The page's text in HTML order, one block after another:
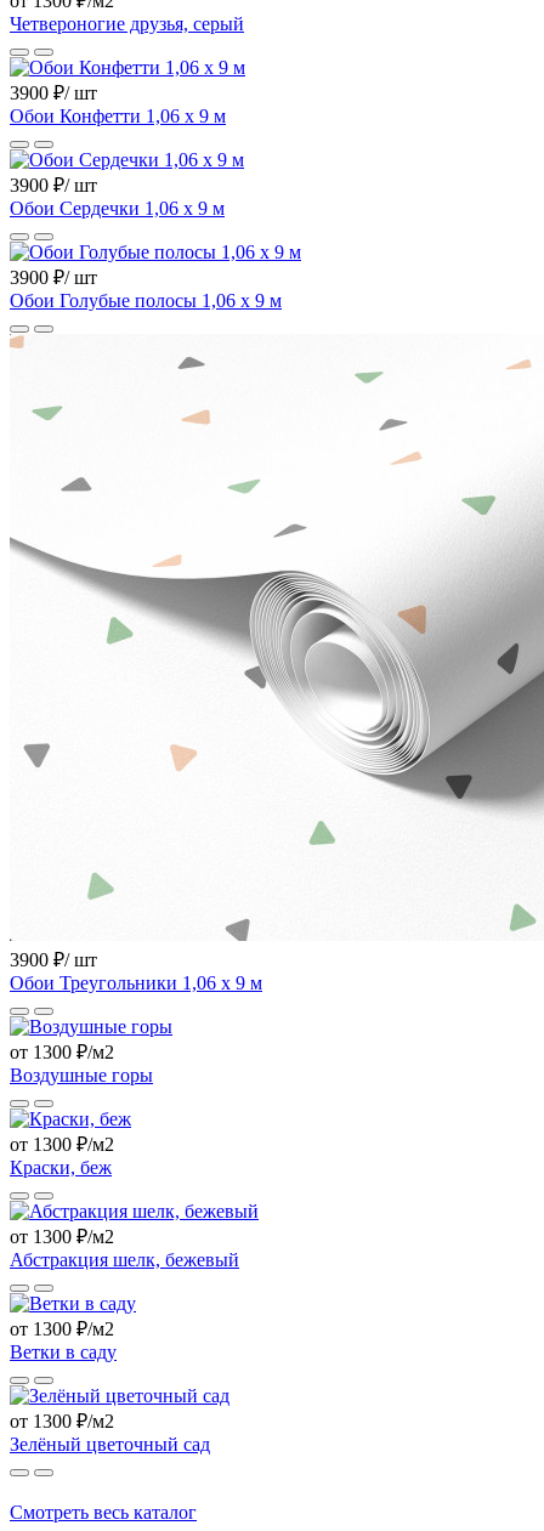
Четвероногие друзья, серый
3900 ₽/ шт
Обои Конфетти 1,06 х 9 м
3900 ₽/ шт
Обои Сердечки 1,06 х 9 м
3900 ₽/ шт
Обои Голубые полосы 1,06 х 9 м
3900 ₽/ шт
Обои Треугольники 1,06 х 9 м
от 1300 ₽/м2
Воздушные горы
от 1300 ₽/м2
Краски, беж
от 1300 ₽/м2
Абстракция шелк, бежевый
от 1300 ₽/м2
Ветки в саду
от 1300 ₽/м2
Зелёный цветочный сад
Смотреть весь каталог